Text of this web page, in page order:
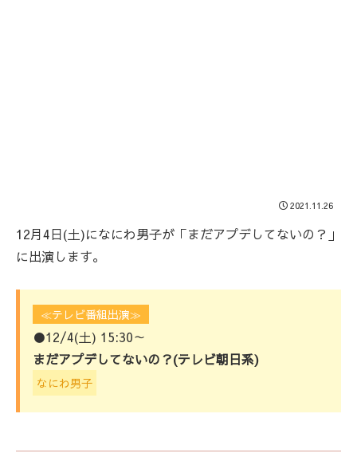
2021.11.26
12月4日(土)になにわ男子が「まだアプデしてないの？」
に出演します。
≪テレビ番組出演≫
●12/4(土) 15:30～
まだアプデしてないの？(テレビ朝日系)
なにわ男子